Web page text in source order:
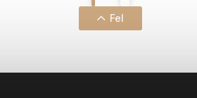
Fel